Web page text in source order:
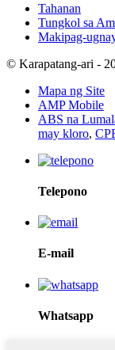
Tahanan
Tungkol sa
Makipag-
© Karapatang-ari -
Mapa ng Site
AMP Mobile
ABS na
may kloro,
Telepono
E-mail
Whatsapp